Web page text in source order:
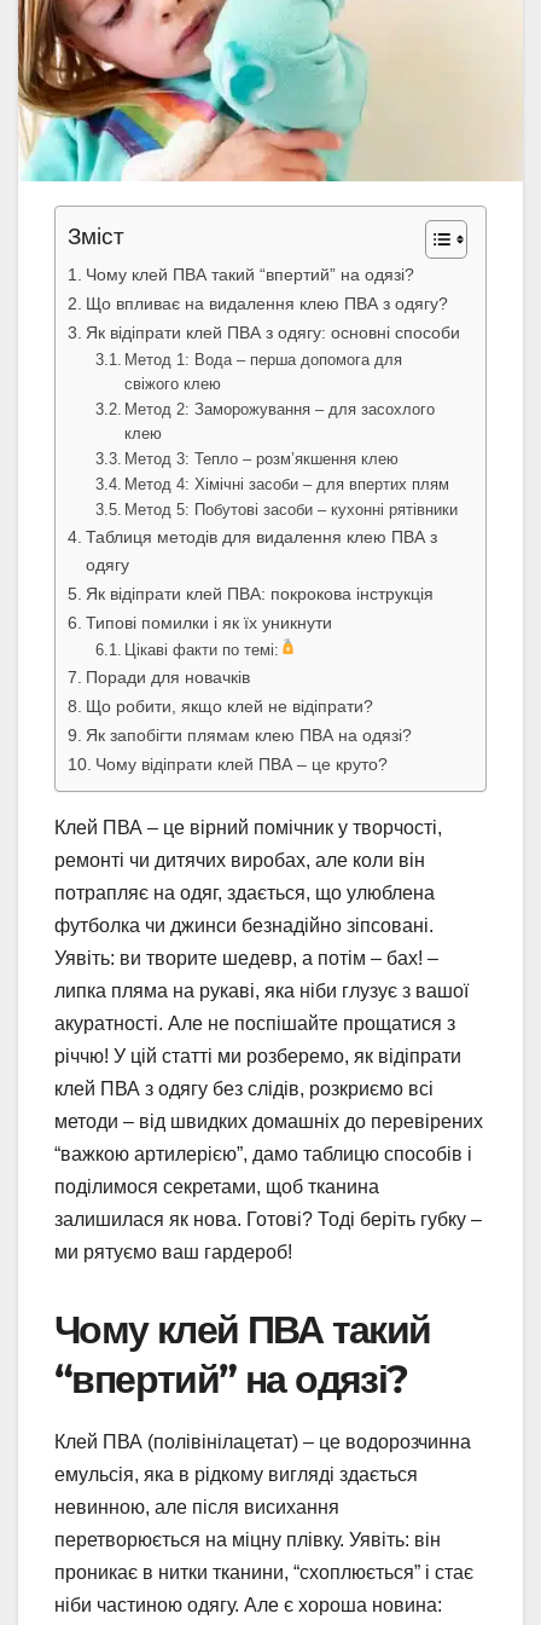
Зміст
Чому клей ПВА такий “впертий” на одязі?
Що впливає на видалення клею ПВА з одягу?
Як відіпрати клей ПВА з одягу: основні способи
Метод 1: Вода – перша допомога для
свіжого клею
Метод 2: Заморожування – для засохлого
клею
Метод 3: Тепло – розм’якшення клею
Метод 4: Хімічні засоби – для впертих плям
Метод 5: Побутові засоби – кухонні рятівники
Таблиця методів для видалення клею ПВА з
одягу
Як відіпрати клей ПВА: покрокова інструкція
Типові помилки і як їх уникнути
Цікаві факти по темі:
Поради для новачків
Що робити, якщо клей не відіпрати?
Як запобігти плямам клею ПВА на одязі?
Чому відіпрати клей ПВА – це круто?
Клей ПВА – це вірний помічник у творчості,
ремонті чи дитячих виробах, але коли він
потрапляє на одяг, здається, що улюблена
футболка чи джинси безнадійно зіпсовані.
Уявіть: ви творите шедевр, а потім – бах! –
липка пляма на рукаві, яка ніби глузує з вашої
акуратності. Але не поспішайте прощатися з
річчю! У цій статті ми розберемо, як відіпрати
клей ПВА з одягу без слідів, розкриємо всі
методи – від швидких домашніх до перевірених
“важкою артилерією”, дамо таблицю способів і
поділимося секретами, щоб тканина
залишилася як нова. Готові? Тоді беріть губку –
ми рятуємо ваш гардероб!
Чому клей ПВА такий
“впертий” на одязі?
Клей ПВА (полівінілацетат) – це водорозчинна
емульсія, яка в рідкому вигляді здається
невинною, але після висихання
перетворюється на міцну плівку. Уявіть: він
проникає в нитки тканини, “схоплюється” і стає
ніби частиною одягу. Але є хороша новина: